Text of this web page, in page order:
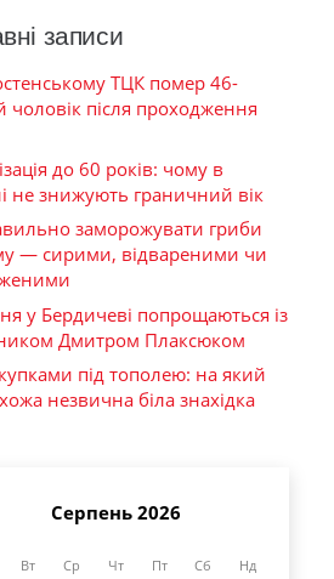
записи
ТЦК помер 46-
чоловік після проходження
до 60 років: чому в
не знижують граничний вік
заморожувати гриби
— сирими, відвареними чи
у Бердичеві попрощаються із
Дмитром Плаксюком
під тополею: на який
незвична біла знахідка
Серпень 2026
Вт Ср Чт Пт Сб Нд